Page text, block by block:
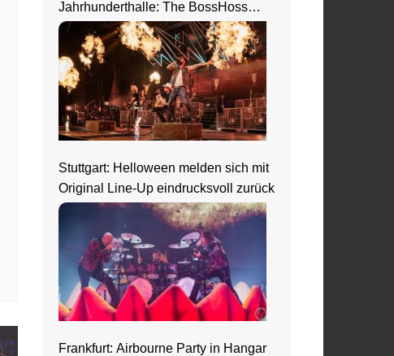
Jahrhunderthalle: The BossHoss
elektrisieren in Frankfurt
Stuttgart: Helloween melden sich mit
Original Line-Up eindrucksvoll zurück
Frankfurt: Airbourne Party in Hangar